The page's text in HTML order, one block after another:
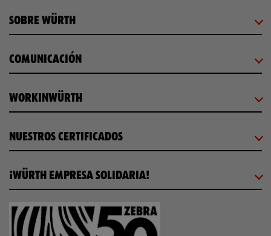
SOBRE WÜRTH
COMUNICACIÓN
WORKINWÜRTH
NUESTROS CERTIFICADOS
¡WÜRTH EMPRESA SOLIDARIA!